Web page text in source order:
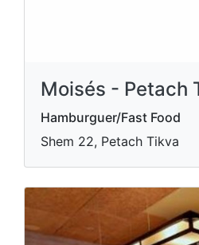
Moisés - Petach
Hamburguer/Fast Food
Shem 22, Petach Tikva